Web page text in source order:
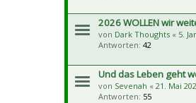
2026 WOLLEN wir
von Dark Thoughts « 5.
Antworten: 42
Und das Leben geht
von Sevenah « 21. Mai
Antworten: 55